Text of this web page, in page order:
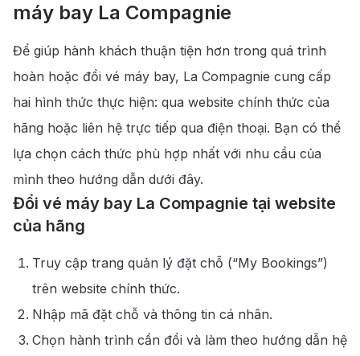
máy bay La Compagnie
Để giúp hành khách thuận tiện hơn trong quá trình
hoàn hoặc đổi vé máy bay, La Compagnie cung cấp
hai hình thức thực hiện: qua website chính thức của
hãng hoặc liên hệ trực tiếp qua điện thoại. Bạn có thể
lựa chọn cách thức phù hợp nhất với nhu cầu của
mình theo hướng dẫn dưới đây.
Đổi vé máy bay La Compagnie tại website
của hãng
Truy cập trang quản lý đặt chỗ (“My Bookings”)
trên website chính thức.
Nhập mã đặt chỗ và thông tin cá nhân.
Chọn hành trình cần đổi và làm theo hướng dẫn hệ